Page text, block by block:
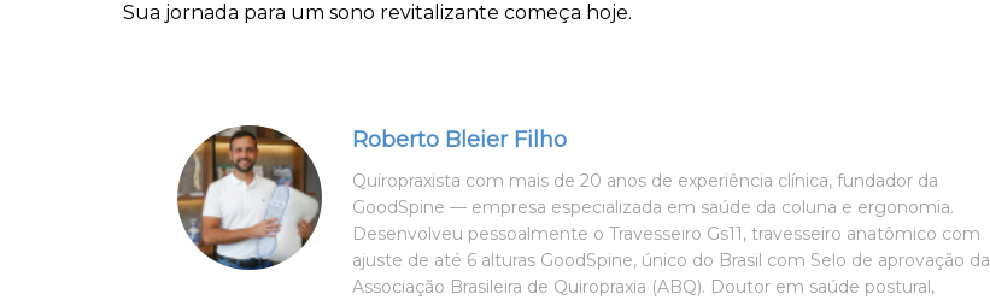
Sua jornada para um sono revitalizante começa hoje.
Roberto Bleier Filho
Quiropraxista com mais de 20 anos de experiência clínica, fundador da
GoodSpine — empresa especializada em saúde da coluna e ergonomia.
Desenvolveu pessoalmente o Travesseiro Gs11, travesseiro anatômico com
ajuste de até 6 alturas GoodSpine, único do Brasil com Selo de aprovação da
Associação Brasileira de Quiropraxia (ABQ). Doutor em saúde postural,